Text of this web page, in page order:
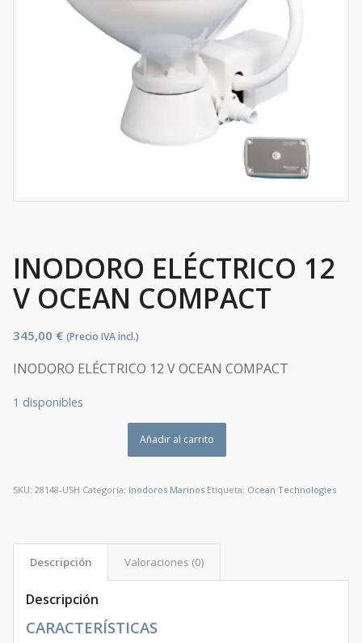
INODORO ELÉCTRICO 12
V OCEAN COMPACT
345,00 € (Precio IVA incl.)
INODORO ELÉCTRICO 12 V OCEAN COMPACT
1 disponibles
Añadir al carrito
SKU: 28148-USH Categoría: Inodoros Marinos Etiqueta: Ocean Technologies
Descripción Valoraciones (0)
Descripción
CARACTERÍSTICAS